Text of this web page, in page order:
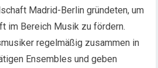
Madrid-Berlin gründeten, um
im Bereich Musik zu fördern.
regelmäßig zusammen in
Ensembles und geben